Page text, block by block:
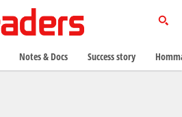
Notes & Docs Success story